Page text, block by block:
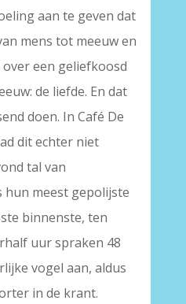
aan te geven dat
mens tot meeuw en
een geliefkoosd
de liefde. En dat
doen. In Café De
dit echter niet
tal van
hun meest gepolijste
binnenste, ten
uur spraken 48
vogel aan, aldus
in de krant.